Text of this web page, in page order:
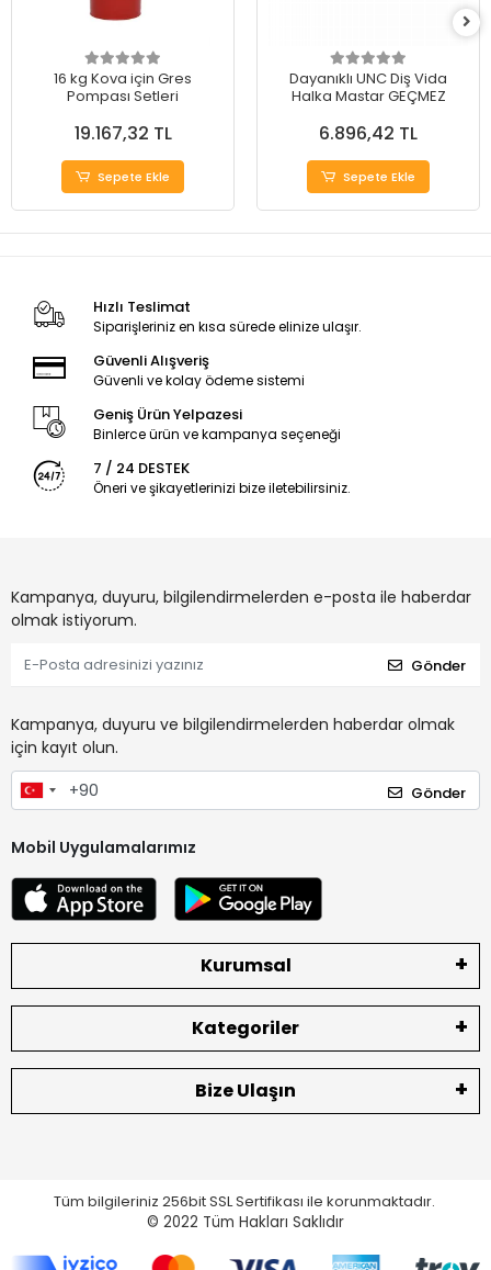
16 kg Kova için Gres
Pompası Setleri
19.167,32 TL
Sepete Ekle
Dayanıklı UNC Diş Vida
Halka Mastar GEÇMEZ
6.896,42 TL
Sepete Ekle
Hızlı Teslimat
Siparişleriniz en kısa sürede elinize ulaşır.
Güvenli Alışveriş
Güvenli ve kolay ödeme sistemi
Geniş Ürün Yelpazesi
Binlerce ürün ve kampanya seçeneği
7 / 24 DESTEK
Öneri ve şikayetlerinizi bize iletebilirsiniz.
Kampanya, duyuru, bilgilendirmelerden e-posta ile haberdar
olmak istiyorum.
Gönder
Kampanya, duyuru ve bilgilendirmelerden haberdar olmak
için kayıt olun.
Gönder
Mobil Uygulamalarımız
Kurumsal
Kategoriler
Bize Ulaşın
Tüm bilgileriniz 256bit SSL Sertifikası ile korunmaktadır.
© 2022 Tüm Hakları Saklıdır